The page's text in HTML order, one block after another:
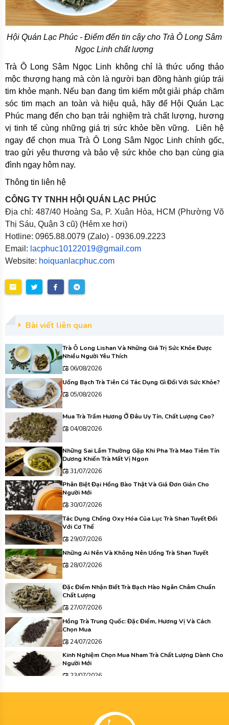
Hội Quán Lạc Phúc - Điểm đến tin cậy cho Trà Ô Long Sâm
Ngọc Linh chất lượng
Trà Ô Long Sâm Ngọc Linh không chỉ là thức uống thảo
mộc thượng hạng mà còn là người bạn đồng hành giúp trái
tim khỏe mạnh. Nếu bạn đang tìm kiếm một giải pháp chăm
sóc tim mạch an toàn và hiệu quả, hãy để Hội Quán Lạc
Phúc mang đến cho bạn trải nghiệm trà chất lượng, hương
vị tinh tế cùng những giá trị sức khỏe bền vững. Liên hệ
ngay để chọn mua Trà Ô Long Sâm Ngọc Linh chính gốc,
trao gửi yêu thương và bảo vệ sức khỏe cho bạn cùng gia
đình ngay hôm nay.
Thông tin liên hệ
CÔNG TY TNHH HỘI QUÁN LẠC PHÚC
Địa chỉ: 487/40 Hoàng Sa, P. Xuân Hòa, HCM (Phường Võ
Thị Sáu, Quận 3 cũ) (Hẻm xe hơi)
Hotline: 0965.88.0079 (Zalo) - 0936.09.2223
Email: lacphuc10122019@gmail.com
Website: hoiquanlacphuc.com
Bài viết liên quan
Trà Ô Long Lishan Và Những Giá Trị Sức Khỏe Được
Nhiều Người Yêu Thích
06/08/2026
Uống Bạch Trà Tiên Có Tác Dụng Gì Đối Với Sức Khỏe?
05/08/2026
Mua Trà Trầm Hương Ở Đâu Uy Tín, Chất Lượng Cao?
04/08/2026
Những Sai Lầm Thường Gặp Khi Pha Trà Mao Tiêm Tín
Dương Khiến Trà Mất Vị Ngon
31/07/2026
Phân Biệt Đại Hồng Bào Thật Và Giả Đơn Giản Cho
Người Mới
30/07/2026
Tác Dụng Chống Oxy Hóa Của Lục Trà Shan Tuyết Đối
Với Cơ Thể
29/07/2026
Những Ai Nên Và Không Nên Uống Trà Shan Tuyết
28/07/2026
Đặc Điểm Nhận Biết Trà Bạch Hào Ngân Châm Chuẩn
Chất Lượng
27/07/2026
Hồng Trà Trung Quốc: Đặc Điểm, Hương Vị Và Cách
Chọn Mua
24/07/2026
Kinh Nghiệm Chọn Mua Nham Trà Chất Lượng Dành Cho
Người Mới
23/07/2026